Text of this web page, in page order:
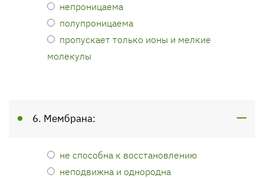
непроницаема
полупроницаема
пропускает только ионы и мелкие
молекулы
6. Мембрана:
не способна к восстановлению
неподвижна и однородна